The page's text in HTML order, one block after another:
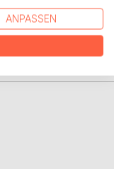
ANPASSEN